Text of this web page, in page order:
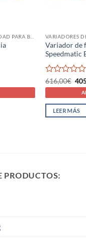
Variador de
Speedmatic
Valorado
con
0
de
616,00€ El
era:
LEER MÁS
PRODUCTOS: